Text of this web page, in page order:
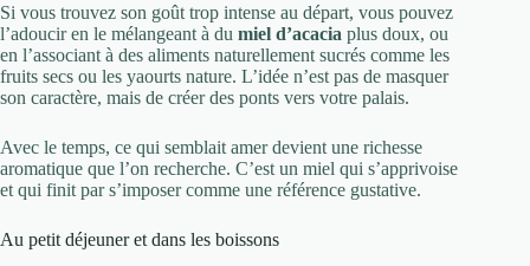
Si vous trouvez son goût trop intense au départ, vous pouvez
l’adoucir en le mélangeant à du miel d’acacia plus doux, ou
en l’associant à des aliments naturellement sucrés comme les
fruits secs ou les yaourts nature. L’idée n’est pas de masquer
son caractère, mais de créer des ponts vers votre palais.
Avec le temps, ce qui semblait amer devient une richesse
aromatique que l’on recherche. C’est un miel qui s’apprivoise
et qui finit par s’imposer comme une référence gustative.
Au petit déjeuner et dans les boissons